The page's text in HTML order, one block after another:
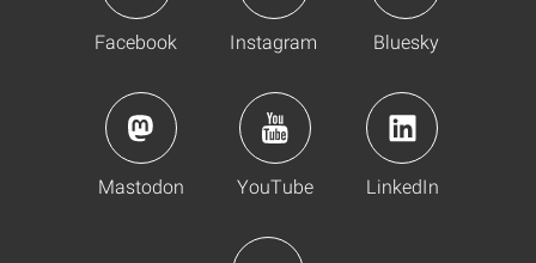
Facebook Instagram Bluesky
Mastodon YouTube LinkedIn